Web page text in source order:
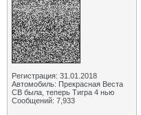
Регистрация: 31.01.2018
Автомобиль: Прекрасная Веста
СВ была, теперь Тигра 4 нью
Сообщений: 7,933